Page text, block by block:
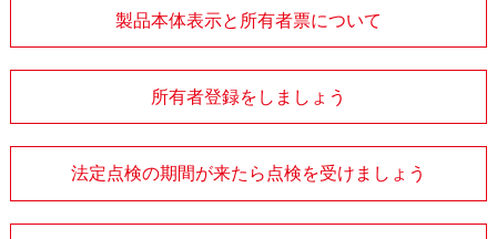
製品本体表示と所有者票について
所有者登録をしましょう
法定点検の期間が来たら点検を受けましょう